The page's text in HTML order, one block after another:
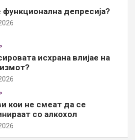
депресија?
исхрана влијае на
кои не смеат да се
со алкохол